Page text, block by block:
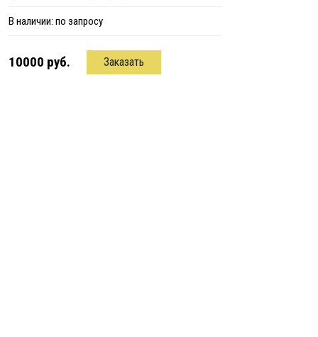
В наличии: по запросу
10000 руб. Заказать